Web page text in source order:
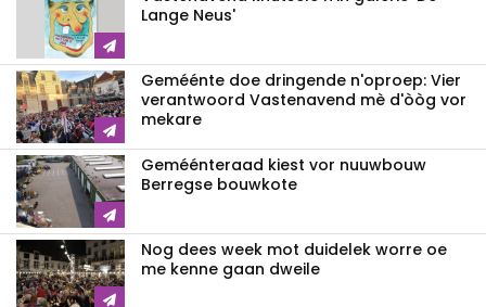
Lange Neus'
Geméénte doe dringende n'oproep: Vier
verantwoord Vastenavend mè d'òòg vor
mekare
Geméénteraad kiest vor nuuwbouw
Berregse bouwkote
Nog dees week mot duidelek worre oe
me kenne gaan dweile